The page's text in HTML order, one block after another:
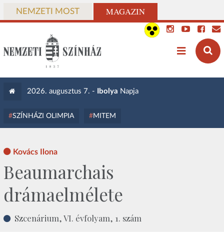
NEMZETI MOST MAGAZIN
2026. augusztus 7. - Ibolya Napja
SZÍNHÁZI OLIMPIA MITEM
Kovács Ilona
Beaumarchais
drámaelmélete
Szcenárium, VI. évfolyam, 1. szám